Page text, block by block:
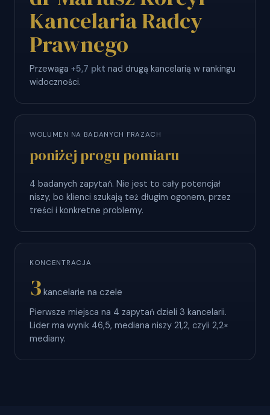
Kancelaria Radcy
Prawnego
Przewaga +5,7 pkt nad drugą kancelarią w rankingu
widoczności.
WOLUMEN NA BADANYCH FRAZACH
poniżej progu pomiaru
4 badanych zapytań. Nie jest to cały potencjał
niszy, bo klienci szukają też długim ogonem, przez
treści i konkretne problemy.
KONCENTRACJA
3 kancelarie na czele
Pierwsze miejsca na 4 zapytań dzieli 3 kancelarii.
Lider ma wynik 46,5, mediana niszy 21,2, czyli 2,2×
mediany.